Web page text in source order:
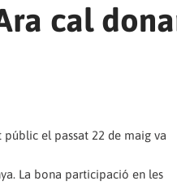
cal
públic el passat 22 de maig va
La bona participació en les